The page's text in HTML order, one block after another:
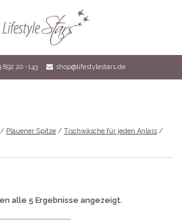
892 20 -143 shop@lifestylestars.de
/ Plauener Spitze / Tischwäsche für jeden Anlass /
alle 5 Ergebnisse angezeigt.